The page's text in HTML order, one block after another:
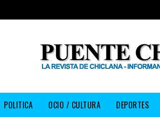
POLITICA OCIO / CULTURA DEPORTES